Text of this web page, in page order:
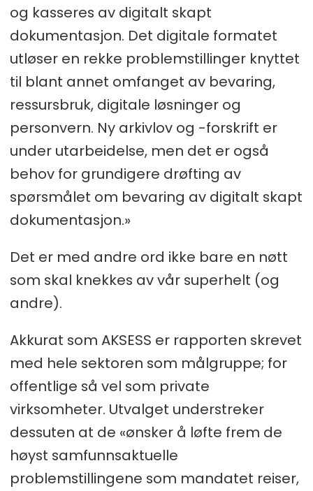
og kasseres av digitalt skapt
dokumentasjon. Det digitale formatet
utløser en rekke problemstillinger knyttet
til blant annet omfanget av bevaring,
ressursbruk, digitale løsninger og
personvern. Ny arkivlov og -forskrift er
under utarbeidelse, men det er også
behov for grundigere drøfting av
spørsmålet om bevaring av digitalt skapt
dokumentasjon.»
Det er med andre ord ikke bare en nøtt
som skal knekkes av vår superhelt (og
andre).
Akkurat som AKSESS er rapporten skrevet
med hele sektoren som målgruppe; for
offentlige så vel som private
virksomheter. Utvalget understreker
dessuten at de «ønsker å løfte frem de
høyst samfunnsaktuelle
problemstillingene som mandatet reiser,